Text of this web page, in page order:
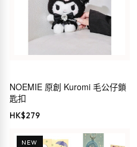
NOEMIE 原創 Kuromi 毛公仔鎖
匙扣
HK$279
NEW